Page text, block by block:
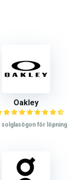
Oakley
solglasögon för löpning